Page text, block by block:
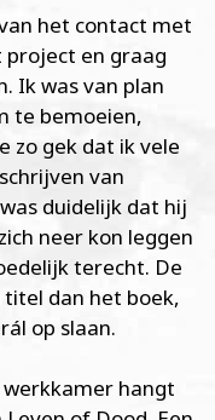
het contact met
project en graag
Ik was van plan
te bemoeien,
zo gek dat ik vele
van
duidelijk dat hij
neer kon leggen
terecht. De
dan het boek,
op slaan.
hangt